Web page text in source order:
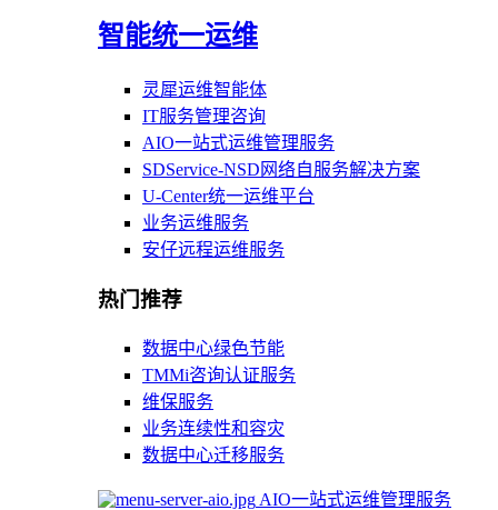
智能统一运维
灵犀运维智能体
IT服务管理咨询
AIO一站式运维管理服务
SDService-NSD网络自服务解决方案
U-Center统一运维平台
业务运维服务
安仔远程运维服务
热门推荐
数据中心绿色节能
TMMi咨询认证服务
维保服务
业务连续性和容灾
数据中心迁移服务
AIO一站式运维管理服务